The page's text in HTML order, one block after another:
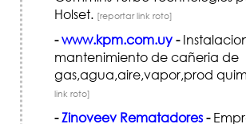
Holset. [reportar link roto]
-www.kpm.com.uy-
mantenimiento de cañeria de
gas,agua,aire,vapor,prod
link roto]
-Zinoveev Rematadores-